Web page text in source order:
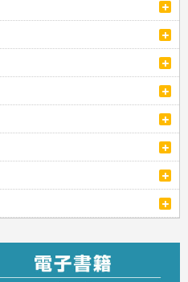
グ
ポーツ
ーツ
育
づくり
占い
・麻雀
ジック
・占い
芸術・趣味
自転車
・カメラ
サン
ことば
会話
ピ
・ごちそう料理
ー・ダイエット
ッキング
ーキ・パン
酒
ト
リア・暮らし
・ハウジング
・暮らし
ション
・エクササイズ
イル・ヘア
け
・ペン字
スピーチ・マナー
字
児
・育児
児食・こどもレシピ
サージ
病気
ター
アル
あやとり
ゲーム
ゲーム
ずかん
本
る絵本
ル
ル
読書感想文
ょう
試験
TOEIC
数学検定
ャー
福祉士
社労士
宅建
律
・資産
・税金・保険
ネス
み物
メ
ダイアリー プレステージ